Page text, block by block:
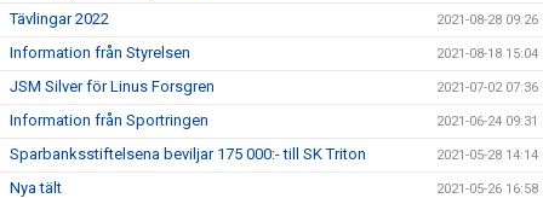
Tävlingar 2022 2021-08-28 09:26
Information från Styrelsen 2021-08-18 15:04
JSM Silver för Linus Forsgren 2021-07-02 07:36
Information från Sportringen 2021-06-24 09:31
Sparbanksstiftelsena beviljar 175 000:- till SK Triton 2021-05-28 14:14
Nya tält 2021-05-26 16:58